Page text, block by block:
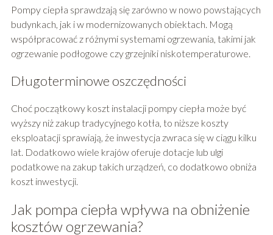
Pompy ciepła sprawdzają się zarówno w nowo powstających
budynkach, jak i w modernizowanych obiektach. Mogą
współpracować z różnymi systemami ogrzewania, takimi jak
ogrzewanie podłogowe czy grzejniki niskotemperaturowe.
Długoterminowe oszczędności
Choć początkowy koszt instalacji pompy ciepła może być
wyższy niż zakup tradycyjnego kotła, to niższe koszty
eksploatacji sprawiają, że inwestycja zwraca się w ciągu kilku
lat. Dodatkowo wiele krajów oferuje dotacje lub ulgi
podatkowe na zakup takich urządzeń, co dodatkowo obniża
koszt inwestycji.
Jak pompa ciepła wpływa na obniżenie
kosztów ogrzewania?